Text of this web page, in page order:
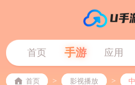
首页 手游 应用
首页 > 影视播放 >